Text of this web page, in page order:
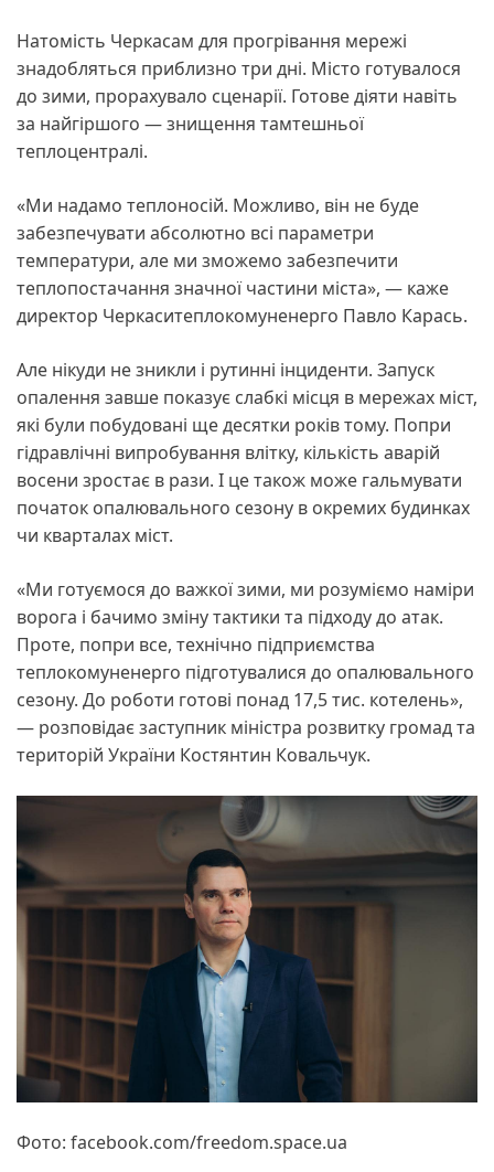
Натомість Черкасам для прогрівання мережі
знадобляться приблизно три дні. Місто готувалося
до зими, прорахувало сценарії. Готове діяти навіть
за найгіршого — знищення тамтешньої
теплоцентралі.
«Ми надамо теплоносій. Можливо, він не буде
забезпечувати абсолютно всі параметри
температури, але ми зможемо забезпечити
теплопостачання значної частини міста», — каже
директор Черкаситеплокомуненерго Павло Карась.
Але нікуди не зникли і рутинні інциденти. Запуск
опалення завше показує слабкі місця в мережах міст,
які були побудовані ще десятки років тому. Попри
гідравлічні випробування влітку, кількість аварій
восени зростає в рази. І це також може гальмувати
початок опалювального сезону в окремих будинках
чи кварталах міст.
«Ми готуємося до важкої зими, ми розуміємо наміри
ворога і бачимо зміну тактики та підходу до атак.
Проте, попри все, технічно підприємства
теплокомуненерго підготувалися до опалювального
сезону. До роботи готові понад 17,5 тис. котелень»,
— розповідає заступник міністра розвитку громад та
територій України Костянтин Ковальчук.
Фото: facebook.com/freedom.space.ua